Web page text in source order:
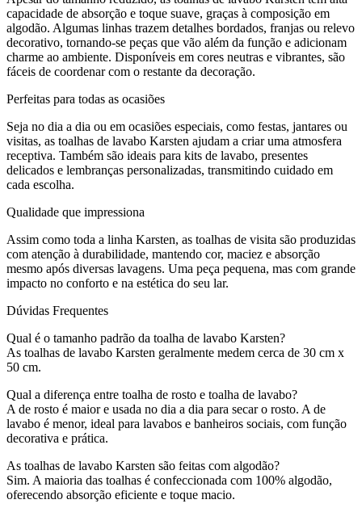
capacidade de absorção e toque suave, graças à composição em
algodão. Algumas linhas trazem detalhes bordados, franjas ou relevo
decorativo, tornando-se peças que vão além da função e adicionam
charme ao ambiente. Disponíveis em cores neutras e vibrantes, são
fáceis de coordenar com o restante da decoração.
Perfeitas para todas as ocasiões
Seja no dia a dia ou em ocasiões especiais, como festas, jantares ou
visitas, as toalhas de lavabo Karsten ajudam a criar uma atmosfera
receptiva. Também são ideais para kits de lavabo, presentes
delicados e lembranças personalizadas, transmitindo cuidado em
cada escolha.
Qualidade que impressiona
Assim como toda a linha Karsten, as toalhas de visita são produzidas
com atenção à durabilidade, mantendo cor, maciez e absorção
mesmo após diversas lavagens. Uma peça pequena, mas com grande
impacto no conforto e na estética do seu lar.
Dúvidas Frequentes
Qual é o tamanho padrão da toalha de lavabo Karsten?
As toalhas de lavabo Karsten geralmente medem cerca de 30 cm x
50 cm.
Qual a diferença entre toalha de rosto e toalha de lavabo?
A de rosto é maior e usada no dia a dia para secar o rosto. A de
lavabo é menor, ideal para lavabos e banheiros sociais, com função
decorativa e prática.
As toalhas de lavabo Karsten são feitas com algodão?
Sim. A maioria das toalhas é confeccionada com 100% algodão,
oferecendo absorção eficiente e toque macio.